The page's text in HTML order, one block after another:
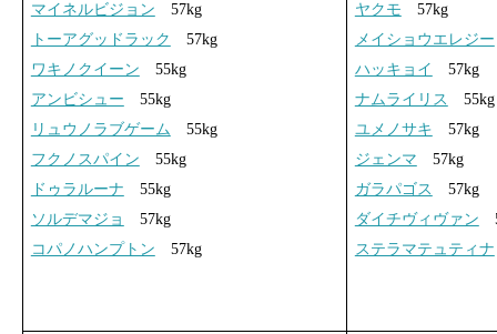
マイネルビジョン 57kg
トーアグッドラック
57kg
ワキノクイーン 55kg
アンビシュー 55kg
リュウノラブゲーム 55kg
フクノスパイン 55kg
ドゥラルーナ 55kg
ソルデマジョ
57kg
コパノハンプトン 57kg
ヤクモ 57kg
メイショウエレジー
ハッキョイ
57kg
ナムライリス
55kg
ユメノサキ 57kg
ジェンマ 57kg
ガラパゴス
57kg
ダイチヴィヴァン
ステラマテュティナ